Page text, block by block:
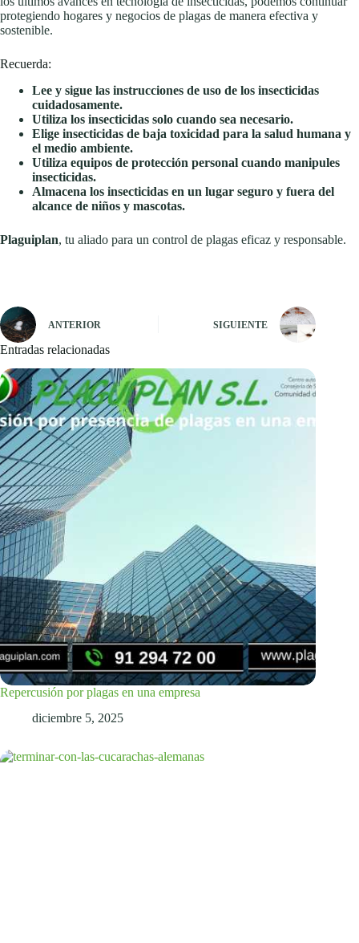
protegiendo hogares y negocios de plagas de manera efectiva y
sostenible.
Recuerda:
Lee y sigue las instrucciones de uso de los insecticidas
cuidadosamente.
Utiliza los insecticidas solo cuando sea necesario.
Elige insecticidas de baja toxicidad para la salud humana y
el medio ambiente.
Utiliza equipos de protección personal cuando manipules
insecticidas.
Almacena los insecticidas en un lugar seguro y fuera del
alcance de niños y mascotas.
Plaguiplan, tu aliado para un control de plagas eficaz y responsable.
ANTERIOR SIGUIENTE
Entradas relacionadas
Repercusión por plagas en una empresa
diciembre 5, 2025